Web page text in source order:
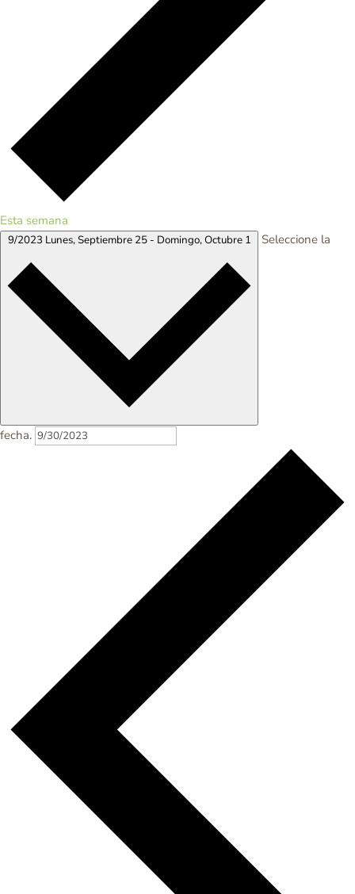
Esta semana
9/2023 Lunes, Septiembre 25 - Domingo, Octubre 1 Seleccione la
fecha.